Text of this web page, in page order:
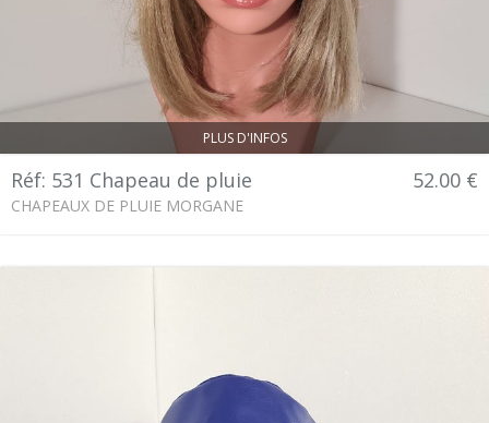
PLUS D'INFOS
Réf: 531 Chapeau de pluie
CHAPEAUX DE PLUIE MORGANE
52.00 €